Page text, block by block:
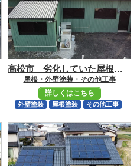
高松市 劣化していた屋根、外壁スレートも元通り
屋根・外壁塗装・その他工事
詳しくはこちら
外壁塗装 屋根塗装 その他工事